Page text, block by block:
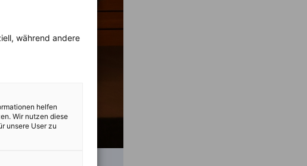
während andere
helfen
Wir nutzen diese
unsere User zu